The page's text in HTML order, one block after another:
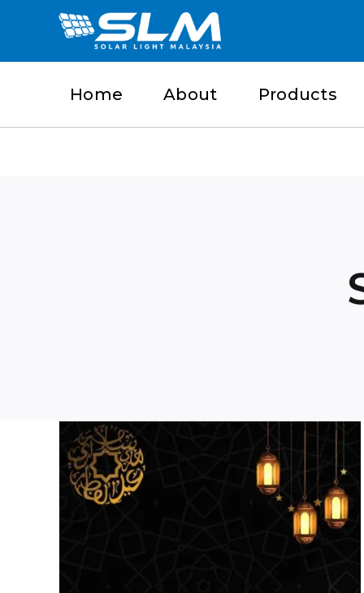
Home About Products